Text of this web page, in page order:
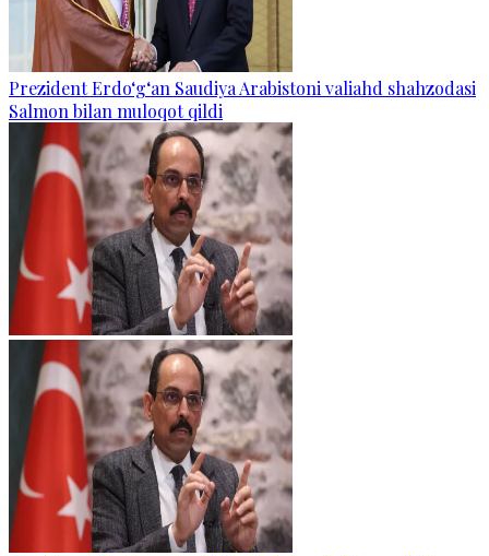
Prezident Erdo‘g‘an Saudiya Arabistoni valiahd shahzodasi
Salmon bilan muloqot qildi